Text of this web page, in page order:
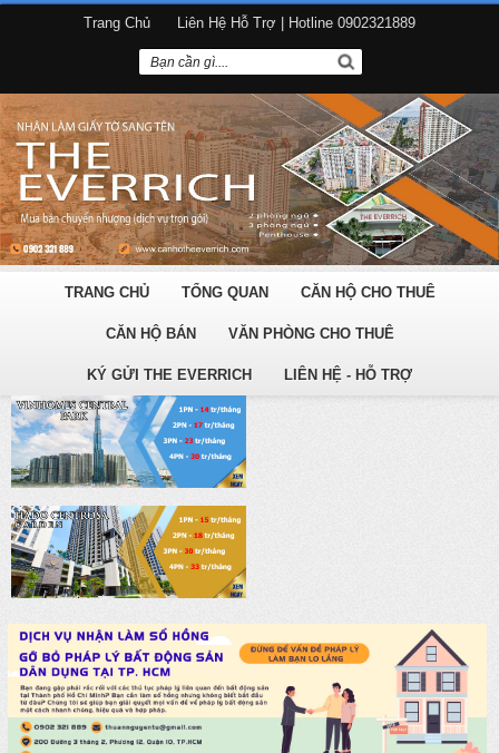
Trang Chủ Liên Hệ Hỗ Trợ | Hotline 0902321889
TRANG CHỦ TỔNG QUAN CĂN HỘ CHO THUÊ
CĂN HỘ BÁN VĂN PHÒNG CHO THUÊ
KÝ GỬI THE EVERRICH LIÊN HỆ - HỖ TRỢ